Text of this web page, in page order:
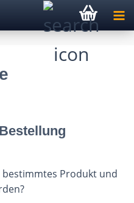
Produkt und